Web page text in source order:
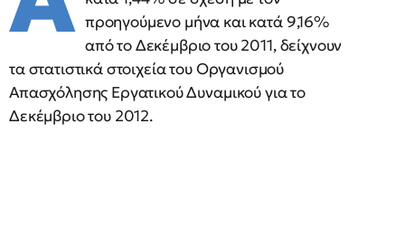
προηγούμενο μήνα και κατά 9,16%
από το Δεκέμβριο του 2011, δείχνουν
τα στατιστικά στοιχεία του Οργανισμού
Απασχόλησης Εργατικού Δυναμικού για το
Δεκέμβριο του 2012.